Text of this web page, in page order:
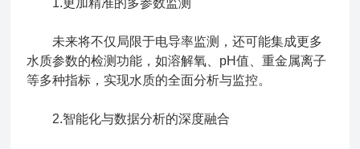
1.更加精准的多参数监测
未来将不仅局限于电导率监测，还可能集成更多
水质参数的检测功能，如溶解氧、pH值、重金属离子
等多种指标，实现水质的全面分析与监控。
2.智能化与数据分析的深度融合